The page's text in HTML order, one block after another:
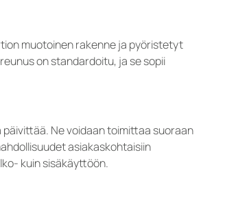
muotoinen rakenne ja pyöristetyt
on standardoitu, ja se sopii
Ne voidaan toimittaa suoraan
asiakaskohtaisiin
kuin sisäkäyttöön.